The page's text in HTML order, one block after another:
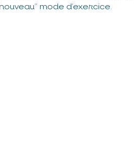
mode d’exercice.